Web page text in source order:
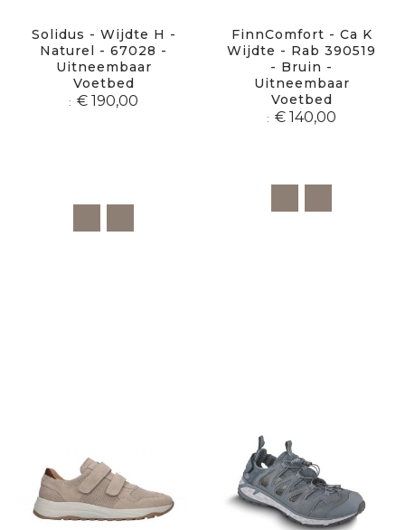
Solidus - Wijdte H -
Naturel - 67028 -
Uitneembaar
Voetbed
€ 190,00
FinnComfort - Ca K
Wijdte - Rab 390519
- Bruin -
Uitneembaar
Voetbed
€ 140,00